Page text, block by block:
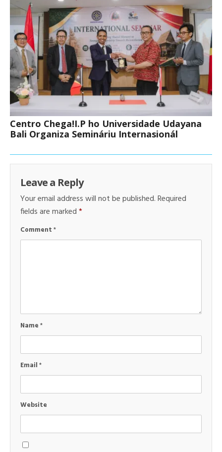
Centro Chega!I.P ho Universidade Udayana
Bali Organiza Semináriu Internasionál
Leave a Reply
Your email address will not be published.Required
fields are marked*
Comment*
Name*
Email*
Website